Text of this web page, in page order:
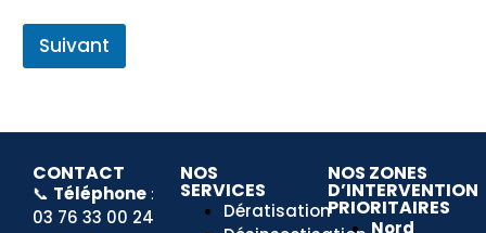
Suivant
CONTACT
📞 Téléphone:
03 76 33 00 24
NOS
SERVICES
Dératisation
NOS ZONES
D’INTERVENTION
PRIORITAIRES
Nord